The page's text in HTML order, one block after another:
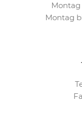
Montag
Montag